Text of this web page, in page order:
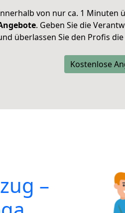
von nur ca. 1 Minuten
. Geben Sie die
überlassen Sie den Profis
Kostenlose
–